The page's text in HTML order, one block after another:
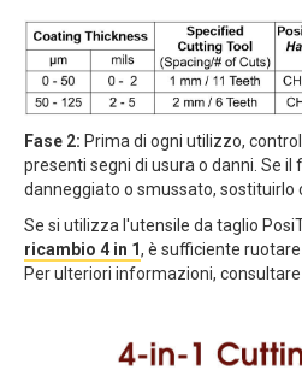
Fase 2: Prima di ogni utilizzo,
presenti segni di usura o danni. Se il
danneggiato o smussato, sostituirlo
Se si utilizza l'utensile da taglio
ricambio 4 in 1, è sufficiente
Per ulteriori informazioni, consultare